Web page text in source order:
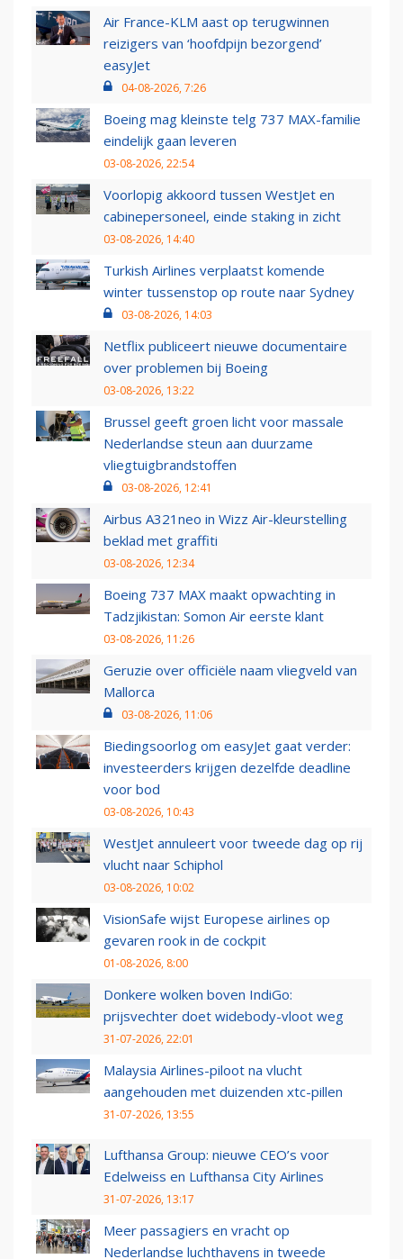
Air France-KLM aast op terugwinnen
reizigers van ‘hoofdpijn bezorgend’
easyJet
04-08-2026, 7:26
Boeing mag kleinste telg 737 MAX-familie
eindelijk gaan leveren
03-08-2026, 22:54
Voorlopig akkoord tussen WestJet en
cabinepersoneel, einde staking in zicht
03-08-2026, 14:40
Turkish Airlines verplaatst komende
winter tussenstop op route naar Sydney
03-08-2026, 14:03
Netflix publiceert nieuwe documentaire
over problemen bij Boeing
03-08-2026, 13:22
Brussel geeft groen licht voor massale
Nederlandse steun aan duurzame
vliegtuigbrandstoffen
03-08-2026, 12:41
Airbus A321neo in Wizz Air-kleurstelling
beklad met graffiti
03-08-2026, 12:34
Boeing 737 MAX maakt opwachting in
Tadzjikistan: Somon Air eerste klant
03-08-2026, 11:26
Geruzie over officiële naam vliegveld van
Mallorca
03-08-2026, 11:06
Biedingsoorlog om easyJet gaat verder:
investeerders krijgen dezelfde deadline
voor bod
03-08-2026, 10:43
WestJet annuleert voor tweede dag op rij
vlucht naar Schiphol
03-08-2026, 10:02
VisionSafe wijst Europese airlines op
gevaren rook in de cockpit
01-08-2026, 8:00
Donkere wolken boven IndiGo:
prijsvechter doet widebody-vloot weg
31-07-2026, 22:01
Malaysia Airlines-piloot na vlucht
aangehouden met duizenden xtc-pillen
31-07-2026, 13:55
Lufthansa Group: nieuwe CEO’s voor
Edelweiss en Lufthansa City Airlines
31-07-2026, 13:17
Meer passagiers en vracht op
Nederlandse luchthavens in tweede